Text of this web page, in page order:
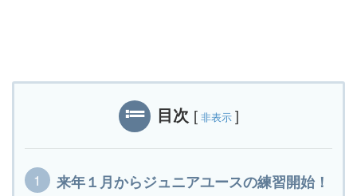
目次 [ 非表示 ]
来年１月からジュニアユースの練習開始！